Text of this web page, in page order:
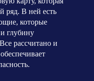
ряд. В ней есть
которые
глубину
рассчитано и